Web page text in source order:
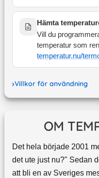
Hämta
Vill du
temperatur som
temperatur.nu/
Villkor för användning
OM
Det hela började 2001
det ute just nu?" Sedan
att bli en av Sveriges